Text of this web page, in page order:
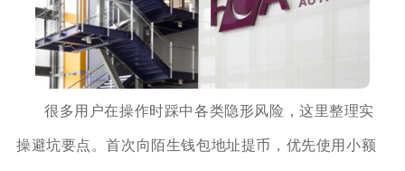
很多用户在操作时踩中各类隐形风险，这里整理实
操避坑要点。首次向陌生钱包地址提币，优先使用小额